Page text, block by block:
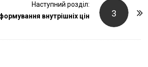
3
Наступний розділ:
внутрішніх цін